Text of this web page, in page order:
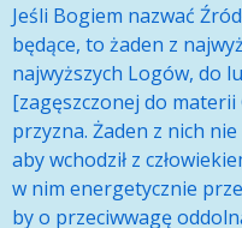
Jeśli Bogiem nazwać
będące, to żaden z
najwyższych Logów, do
[zagęszczonej do materii
przyzna. Żaden z nich
aby wchodził z
w nim energetycznie
by o przeciwwagę